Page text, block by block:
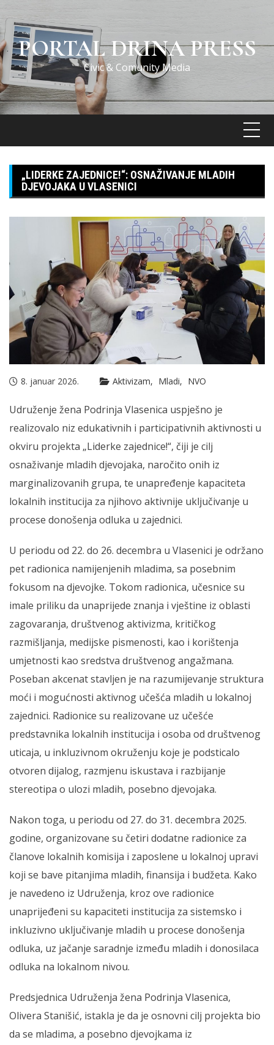
Skip
to
contentPORTAL DRINA PRESS
Civic & Comunity Media
„LIDERKE ZAJEDNICE!“: OSNAŽIVANJE MLADIH
DJEVOJAKA U VLASENICI
8. januar 2026. Aktivizam Mladi NVO
Udruženje žena Podrinja Vlasenica uspješno je
realizovalo niz edukativnih i participativnih aktivnosti u
okviru projekta „Liderke zajednice!“, čiji je cilj
osnaživanje mladih djevojaka, naročito onih iz
marginalizovanih grupa, te unapređenje kapaciteta
lokalnih institucija za njihovo aktivnije uključivanje u
procese donošenja odluka u zajednici.
U periodu od 22. do 26. decembra u Vlasenici je održano
pet radionica namijenjenih mladima, sa posebnim
fokusom na djevojke. Tokom radionica, učesnice su
imale priliku da unaprijede znanja i vještine iz oblasti
zagovaranja, društvenog aktivizma, kritičkog
razmišljanja, medijske pismenosti, kao i korištenja
umjetnosti kao sredstva društvenog angažmana.
Poseban akcenat stavljen je na razumijevanje struktura
moći i mogućnosti aktivnog učešća mladih u lokalnoj
zajednici. Radionice su realizovane uz učešće
predstavnika lokalnih institucija i osoba od društvenog
uticaja, u inkluzivnom okruženju koje je podsticalo
otvoren dijalog, razmjenu iskustava i razbijanje
stereotipa o ulozi mladih, posebno djevojaka.
Nakon toga, u periodu od 27. do 31. decembra 2025.
godine, organizovane su četiri dodatne radionice za
članove lokalnih komisija i zaposlene u lokalnoj upravi
koji se bave pitanjima mladih, finansija i budžeta. Kako
je navedeno iz Udruženja, kroz ove radionice
unaprijeđeni su kapaciteti institucija za sistemsko i
inkluzivno uključivanje mladih u procese donošenja
odluka, uz jačanje saradnje između mladih i donosilaca
odluka na lokalnom nivou.
Predsjednica Udruženja žena Podrinja Vlasenica,
Olivera Stanišić, istakla je da je osnovni cilj projekta bio
da se mladima, a posebno djevojkama iz